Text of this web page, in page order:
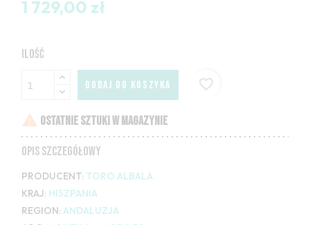
1 729,00 zł
ILOŚĆ
DODAJ DO KOSZYKA favorite_border
 OSTATNIE SZTUKI W MAGAZYNIE
OPIS SZCZEGÓŁOWY
PRODUCENT: TORO ALBALA
KRAJ: HISZPANIA
REGION: ANDALUZJA